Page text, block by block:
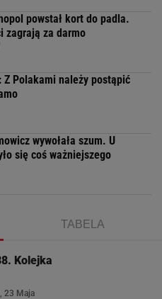
powstał kort do padla.
zagrają za darmo
Z Polakami należy postąpić
wywołała szum. U
się coś ważniejszego
TABELA
Kolejka
23 Maja